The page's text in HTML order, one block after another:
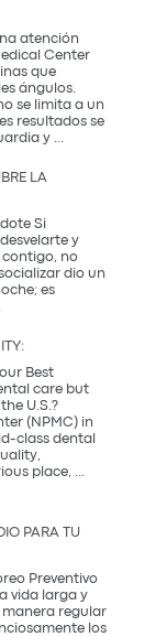
atención
Center
que
ángulos.
se limita a un
resultados se
y
y
la
Tradición
LA
Si
y
contigo, no
dio un
es
una
Party?
Descubre
la
tendencia
más
saludable
del
Best
care but
U.S.?
(NPMC) in
class dental
place,
PARA TU
Preventivo
vida larga y
manera regular
los